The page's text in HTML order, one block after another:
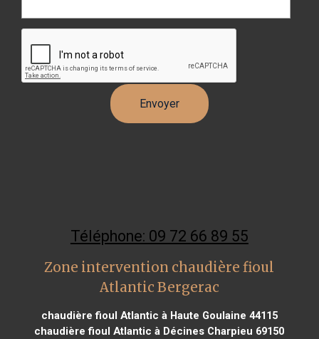
Téléphone: 09 72 66 89 55
Zone intervention chaudière fioul
Atlantic Bergerac
chaudière fioul Atlantic à Haute Goulaine 44115
chaudière fioul Atlantic à Décines Charpieu 69150